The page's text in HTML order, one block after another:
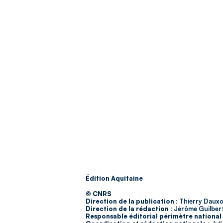
Édition Aquitaine
© CNRS
Direction de la publication : Thierry
Direction de la rédaction : Jérôme
Responsable éditorial périmètre national